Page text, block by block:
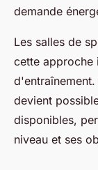
demande
Les salles de
cette approche
d'entraînement.
devient
disponibles,
niveau et ses